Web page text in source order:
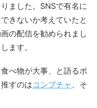
ました。SNSで有名に
きないか考えていたと
の配信を勧められまし
ます。
べ物が大事、と語るポ
すのはコンブチャ 、そ